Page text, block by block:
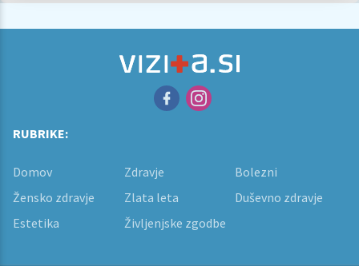
RUBRIKE:
Domov Zdravje
Bolezni
Žensko zdravje
Zlata leta
Duševno zdravje
Estetika
Življenjske zgodbe